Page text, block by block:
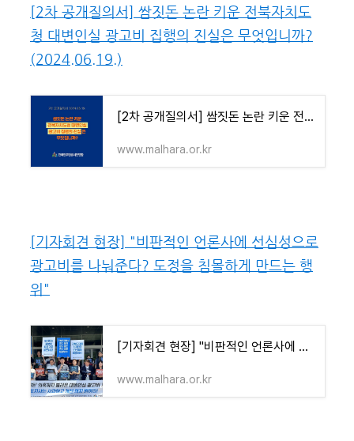
[2차 공개질의서] 쌈짓돈 논란 키운 전북자치도
청 대변인실 광고비 집행의 진실은 무엇입니까?
(2024.06.19.)
[2차 공개질의서] 쌈짓돈 논란 키운 전북자치도청 대변인실 광고비 집행의 진실은 무엇입니까?(20
www.malhara.or.kr
[기자회견 현장] "비판적인 언론사에 선심성으로
광고비를 나눠준다? 도정을 침몰하게 만드는 행
위"
[기자회견 현장] "비판적인 언론사에 선심성으로 광고비를 나눠준다? 도정을 침몰하게 만드는 행
www.malhara.or.kr